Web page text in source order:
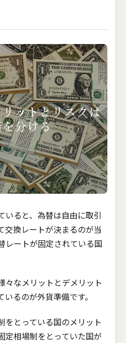
いると、為替は自由に取引
交換レートが決まるのが当
レートが固定されている国
々なメリットとデメリット
るのが外貨準備です。
をとっている国のメリット
定相場制をとっていた国が